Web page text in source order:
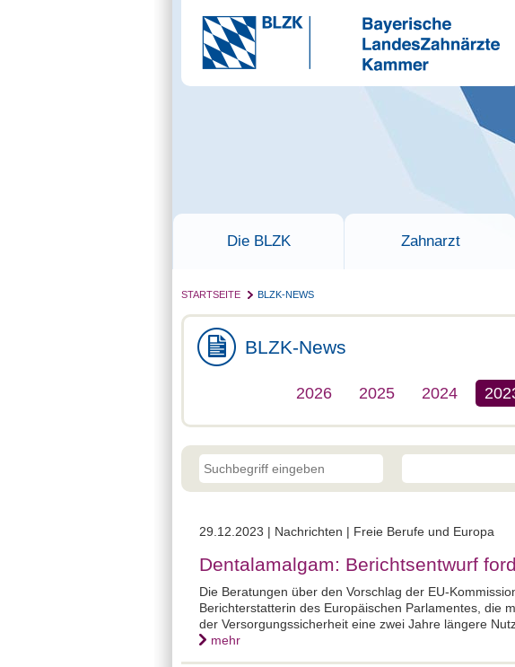
Die BLZK Zahnarzt
STARTSEITE BLZK-NEWS
BLZK-News
2026 2025 2024
29.12.2023 | Nachrichten | Freie Berufe und Europa
Dentalamalgam: Berichtsentwurf
Die Beratungen über den Vorschlag der EU-
Berichterstatterin des Europäischen Parlamentes, die
der Versorgungssicherheit eine zwei Jahre längere
mehr